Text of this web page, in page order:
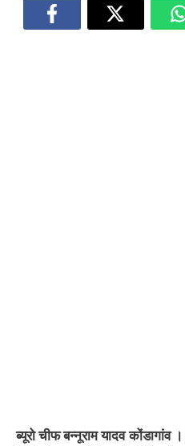
ब्यूरो चीफ बन्नूराम यादव कोंडागांव ।